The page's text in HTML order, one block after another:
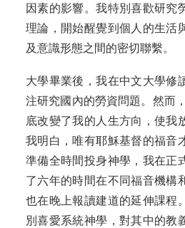
因素的影響。我特別喜歡研究
理論，開始醒覺到個人的生活
及意識形態之間的密切聯繫。
大學畢業後，我在中文大學修
注研究國內的勞資問題。然而
底改變了我的人生方向，使我
我明白，唯有耶穌基督的福音
準備全時間投身神學，我在正
了六年的時間在不同福音機構
也在晚上報讀建道的延伸課程
別喜愛系統神學，對其中的教